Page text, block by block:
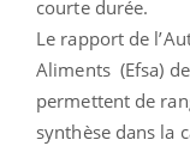
courte durée.
Le rapport de
Aliments (Efsa)
permettent de
synthèse dans la